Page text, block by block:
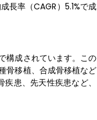
率（CAGR）5.1%で成
構成されています。この
骨移植、合成骨移植など
患、先天性疾患など、